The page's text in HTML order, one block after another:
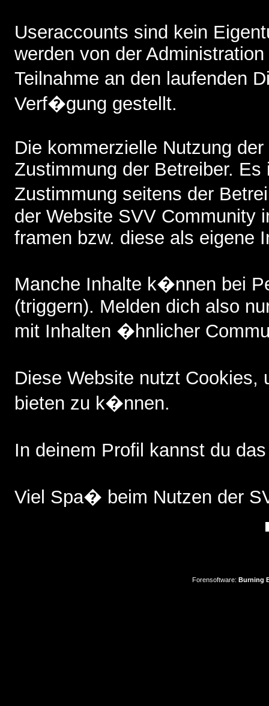
Useraccounts sind kein
werden von der
Teilnahme an den laufenden
Verf�gung gestellt.
Die kommerzielle Nutzung
Zustimmung der Betreiber.
Zustimmung seitens der
der Website SVV Community
framen bzw. diese als eigene
Manche Inhalte k�nnen bei
(triggern). Melden dich also
mit Inhalten �hnlicher
Diese Website nutzt
bieten zu k�nnen.
In deinem Profil kannst du
Viel Spa� beim Nutzen der
Forensoftware: Burning